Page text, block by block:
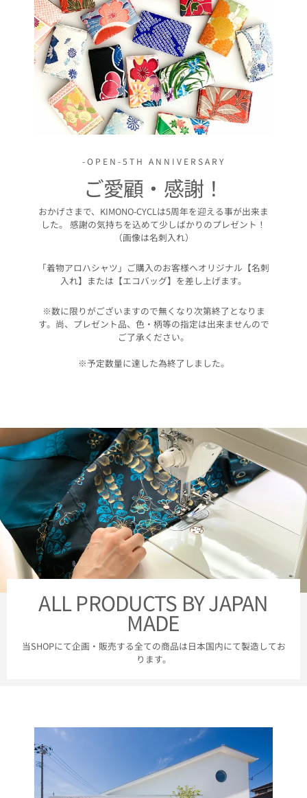
-OPEN-5TH ANNIVERSARY
ご愛顧・感謝！
おかげさまで、KIMONO-CYCLは5周年を迎える事が出来ま
した。 感謝の気持ちを込めて少しばかりのプレゼント！
（画像は名刺入れ）
「着物アロハシャツ」ご購入のお客様へオリジナル【名刺
入れ】または【エコバッグ】を差し上げます。
※数に限りがございますので無くなり次第終了となりま
す。尚、プレゼント品、色・柄等の指定は出来ませんので
ご了承ください。
※予定数量に達した為終了しました。
ALL PRODUCTS BY JAPAN
MADE
当SHOPにて企画・販売する全ての商品は日本国内にて製造してお
ります。